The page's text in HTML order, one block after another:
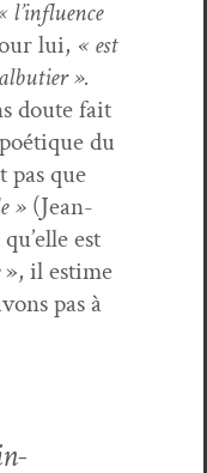
l’influence
lui, « est
».
doute fait
du
pas que
» (Jean-
est
», il estime
pas à